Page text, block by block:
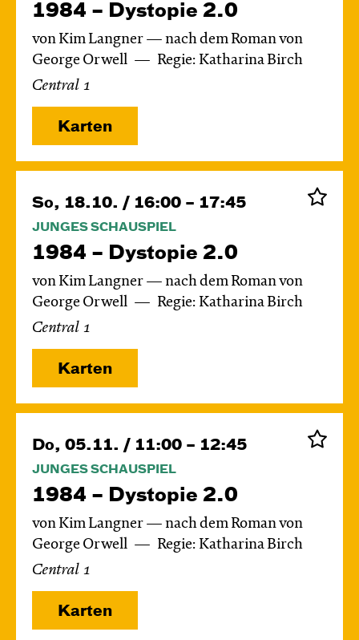
1984 – Dystopie 2.0
von Kim Langner — nach dem Roman von
George Orwell
Regie: Katharina Birch
Central 1
Karten
So, 18.10. / 16:00 – 17:45
JUNGES SCHAUSPIEL
1984 – Dystopie 2.0
von Kim Langner — nach dem Roman von
George Orwell
Regie: Katharina Birch
Central 1
Karten
Do, 05.11. / 11:00 – 12:45
JUNGES SCHAUSPIEL
1984 – Dystopie 2.0
von Kim Langner — nach dem Roman von
George Orwell
Regie: Katharina Birch
Central 1
Karten